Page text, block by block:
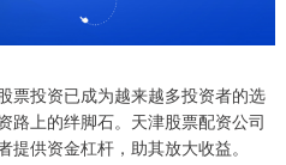
票投资已成为越来越多投资者的选
路上的绊脚石。天津股票配资公司
供资金杠杆，助其放大收益。